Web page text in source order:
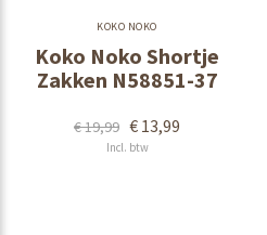
KOKO NOKO
Koko Noko Shortje
Zakken N58851-37
€ 19,99 € 13,99
Incl. btw